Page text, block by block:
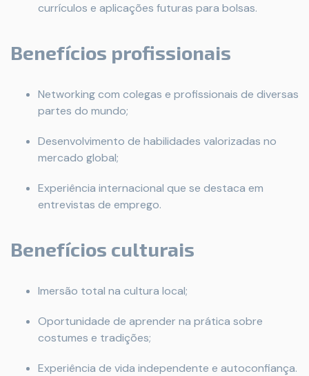
currículos e aplicações futuras para bolsas.
Benefícios profissionais
Networking com colegas e profissionais de diversas
partes do mundo;
Desenvolvimento de habilidades valorizadas no
mercado global;
Experiência internacional que se destaca em
entrevistas de emprego.
Benefícios culturais
Imersão total na cultura local;
Oportunidade de aprender na prática sobre
costumes e tradições;
Experiência de vida independente e autoconfiança.